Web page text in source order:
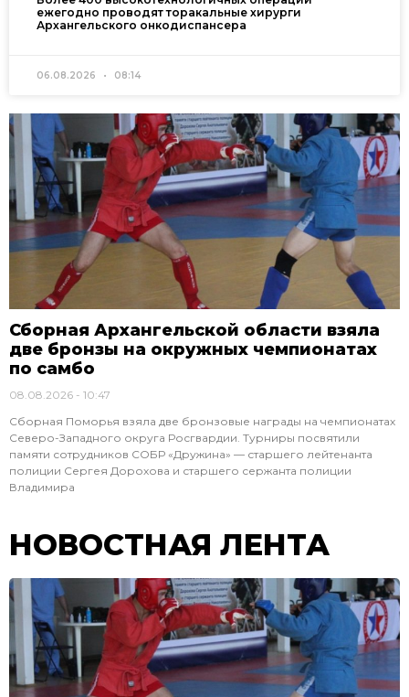
ежегодно проводят торакальные хирурги
Архангельского онкодиспансера
06.08.2026 08:14
Сборная Архангельской области взяла
две бронзы на окружных чемпионатах
по самбо
08.08.2026
10:47
Сборная Поморья взяла две бронзовые награды на чемпионатах
Северо-Западного округа Росгвардии. Турниры посвятили
памяти сотрудников СОБР «Дружина» — старшего лейтенанта
полиции Сергея Дорохова и старшего сержанта полиции
Владимира
НОВОСТНАЯ ЛЕНТА